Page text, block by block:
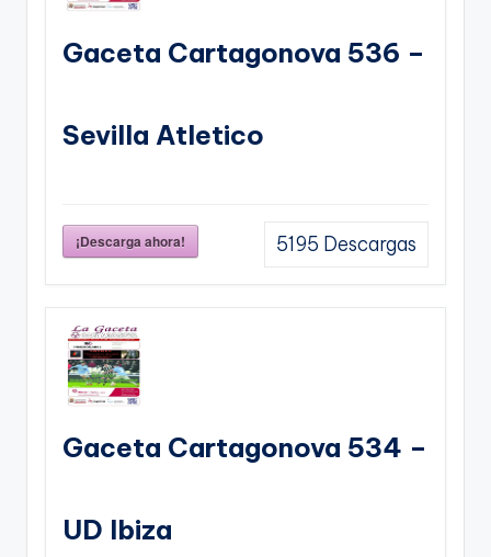
Gaceta Cartagonova 536 –
Sevilla Atletico
¡Descarga ahora! 5195 Descargas
Gaceta Cartagonova 534 –
UD Ibiza